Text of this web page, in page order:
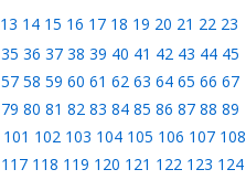
13 14 15 16 17 18 19 20 21 22 23
35 36 37 38 39 40 41 42 43 44 45
57 58 59 60 61 62 63 64 65 66 67
79 80 81 82 83 84 85 86 87 88 89
101 102 103 104 105 106 107 108
117 118 119 120 121 122 123 124